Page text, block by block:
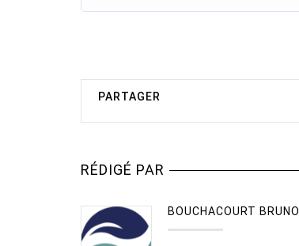
PARTAGER
RÉDIGÉ PAR
BOUCHACOURT BRUNO